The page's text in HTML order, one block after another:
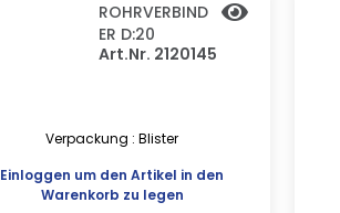
ROHRVERBIND
ER D:20
Art.Nr. 2120145
Verpackung : Blister
Einloggen um den Artikel in den
Warenkorb zu legen